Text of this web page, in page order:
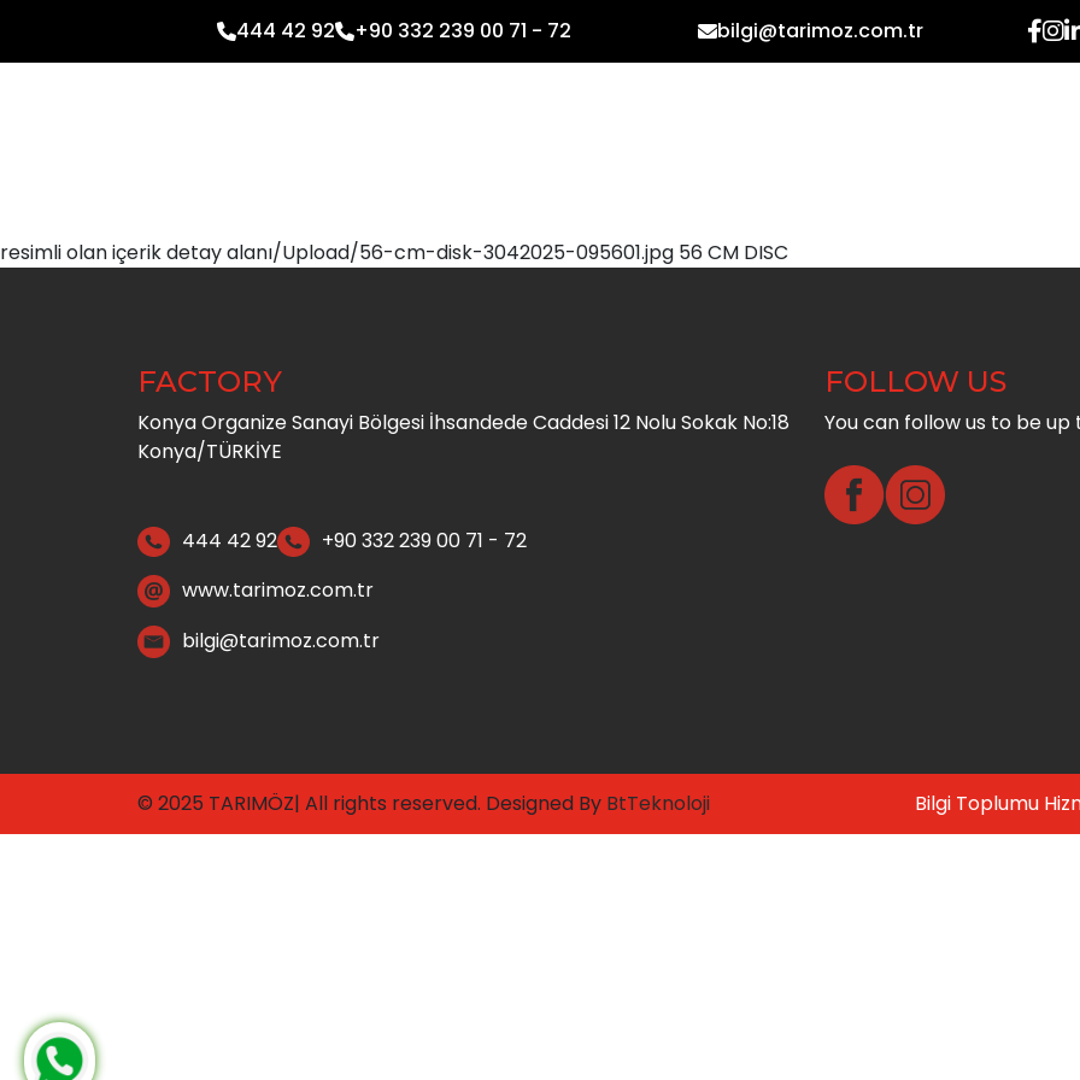
444 42 92 +90 332 239 00 71 - 72 bilgi@tarimoz.com.tr
resimli olan içerik detay alanı/Upload/56-cm-disk-3042025-095601.jpg 56 CM DISC
FACTORY
Konya Organize Sanayi Bölgesi İhsandede Caddesi 12 Nolu Sokak No:18
Konya/TÜRKİYE
444 42 92
+90 332 239 00 71 - 72
www.tarimoz.com.tr
bilgi@tarimoz.com.tr
FOLLOW US
You can follow us to be
© 2025 TARIMÖZ| All rights reserved. Designed By BtTeknoloji Bilgi Toplumu